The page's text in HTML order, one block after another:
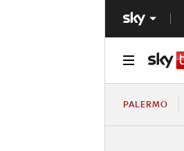
PALERMO